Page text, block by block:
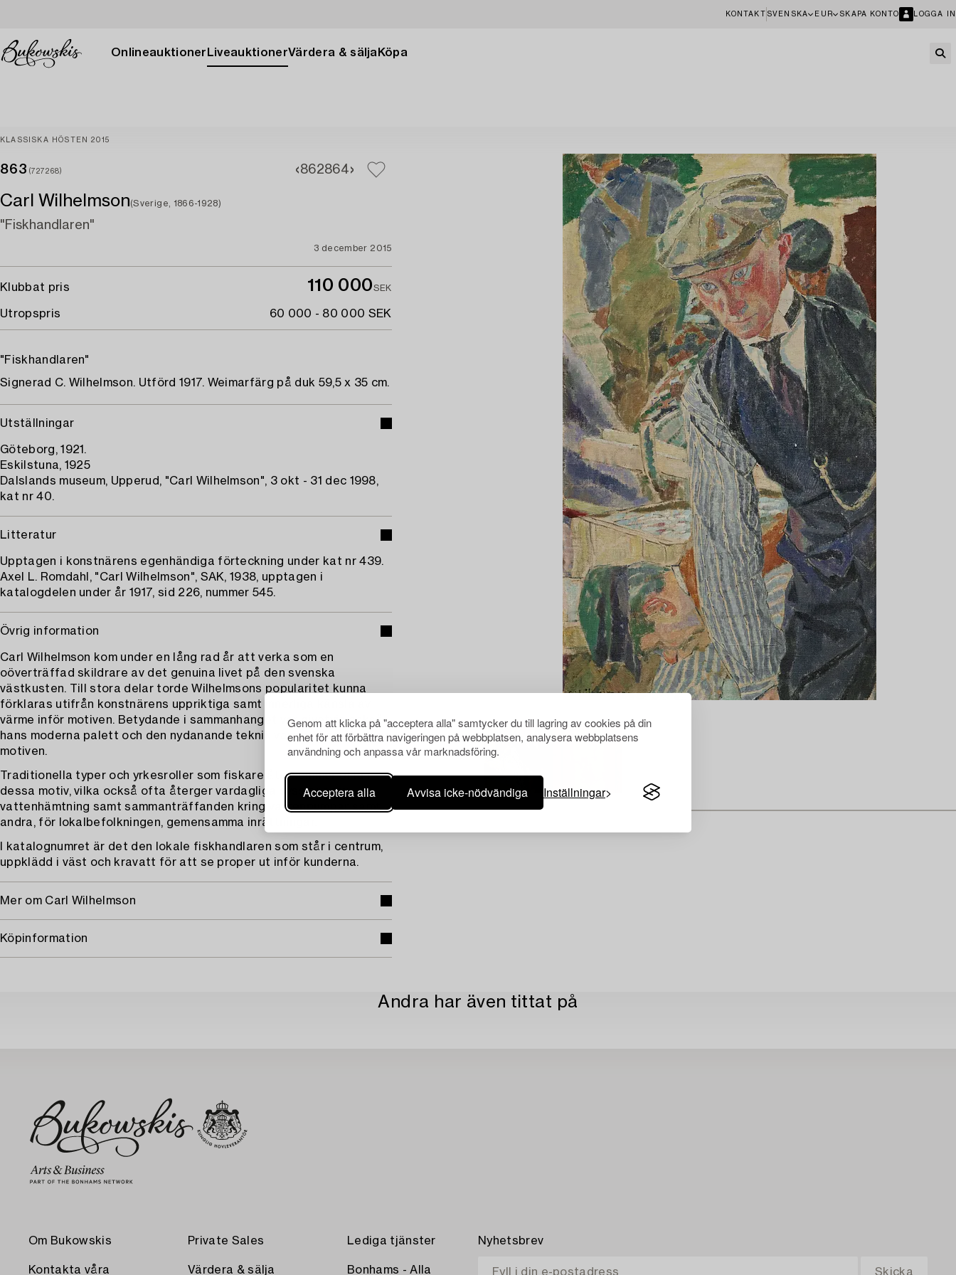
Genom att klicka på "acceptera alla" samtycker du till lagring av cookies på din
enhet för att förbättra navigeringen på webbplatsen, analysera webbplatsens
användning och anpassa vår marknadsföring.
Acceptera alla Avvisa icke-nödvändiga Inställningar
KONTAKT SVENSKA EUR SKAPA KONTO LOGGA IN
Onlineauktioner LiveauktionerVärdera & sälja Köpa
KLASSISKA HÖSTEN 2015
863 (727268) 862864
Carl Wilhelmson(Sverige, 1866-1928)
"Fiskhandlaren"
3 december 2015
Klubbat pris 110 000SEK
Utropspris 60 000 - 80 000 SEK
"Fiskhandlaren"
Signerad C. Wilhelmson. Utförd 1917. Weimarfärg på duk 59,5 x 35 cm.
Utställningar
Göteborg, 1921.
Eskilstuna, 1925
Dalslands museum, Upperud, "Carl Wilhelmson", 3 okt - 31 dec 1998,
kat nr 40.
Litteratur
Upptagen i konstnärens egenhändiga förteckning under kat nr 439.
Axel L. Romdahl, "Carl Wilhelmson", SAK, 1938, upptagen i
katalogdelen under år 1917, sid 226, nummer 545.
Övrig information
Carl Wilhelmson kom under en lång rad år att verka som en
oöverträffad skildrare av det genuina livet på den svenska
västkusten. Till stora delar torde Wilhelmsons popularitet kunna
förklaras utifrån konstnärens uppriktiga samt innerliga känsla av
värme inför motiven. Betydande i sammanhanget var givetvis också
hans moderna palett och den nydanande teknik varmed han återgav
motiven.
Traditionella typer och yrkesroller som fiskare återkommer ofta i
dessa motiv, vilka också ofta återger vardagliga sysslor som
vattenhämtning samt sammanträffanden kring vattenpumpar samt
andra, för lokalbefolkningen, gemensamma inrättningar.
I katalognumret är det den lokale fiskhandlaren som står i centrum,
uppklädd i väst och kravatt för att se proper ut inför kunderna.
Mer om Carl Wilhelmson
Köpinformation
Andra har även tittat på
Om Bukowskis
Kontakta våra
Private Sales
Värdera & sälja
Lediga tjänster
Bonhams - Alla
Nyhetsbrev